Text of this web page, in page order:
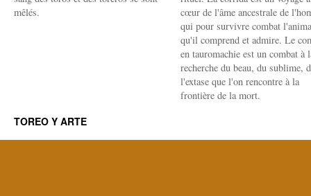
mêlés.
cœur de l'âme ancestrale de
qui pour survivre combat
qu'il comprend et admire. Le
en tauromachie est un combat à
recherche du beau, du sublime,
l'extase que l'on rencontre à la
frontière de la mort.
TOREO Y ARTE